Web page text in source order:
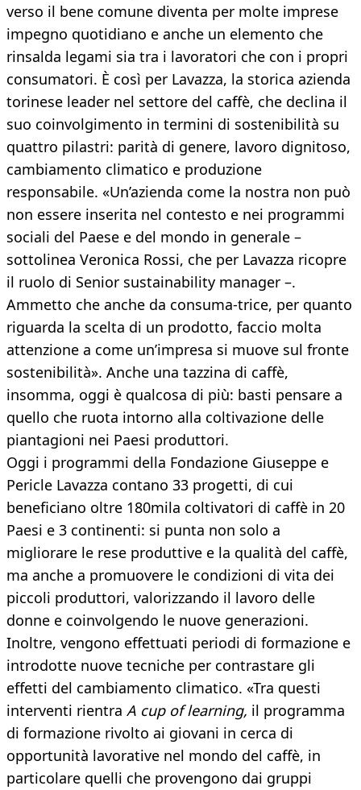
verso il bene comune diventa per molte imprese
impegno quotidiano e anche un elemento che
rinsalda legami sia tra i lavoratori che con i propri
consumatori. È così per Lavazza, la storica azienda
torinese leader nel settore del caffè, che declina il
suo coinvolgimento in termini di sostenibilità su
quattro pilastri: parità di genere, lavoro dignitoso,
cambiamento climatico e produzione
responsabile. «Un’azienda come la nostra non può
non essere inserita nel contesto e nei programmi
sociali del Paese e del mondo in generale –
sottolinea Veronica Rossi, che per Lavazza ricopre
il ruolo di Senior sustainability manager –.
Ammetto che anche da consuma-trice, per quanto
riguarda la scelta di un prodotto, faccio molta
attenzione a come un’impresa si muove sul fronte
sostenibilità». Anche una tazzina di caffè,
insomma, oggi è qualcosa di più: basti pensare a
quello che ruota intorno alla coltivazione delle
piantagioni nei Paesi produttori.
Oggi i programmi della Fondazione Giuseppe e
Pericle Lavazza contano 33 progetti, di cui
beneficiano oltre 180mila coltivatori di caffè in 20
Paesi e 3 continenti: si punta non solo a
migliorare le rese produttive e la qualità del caffè,
ma anche a promuovere le condizioni di vita dei
piccoli produttori, valorizzando il lavoro delle
donne e coinvolgendo le nuove generazioni.
Inoltre, vengono effettuati periodi di formazione e
introdotte nuove tecniche per contrastare gli
effetti del cambiamento climatico. «Tra questi
interventi rientra A cup of learning, il programma
di formazione rivolto ai giovani in cerca di
opportunità lavorative nel mondo del caffè, in
particolare quelli che provengono dai gruppi